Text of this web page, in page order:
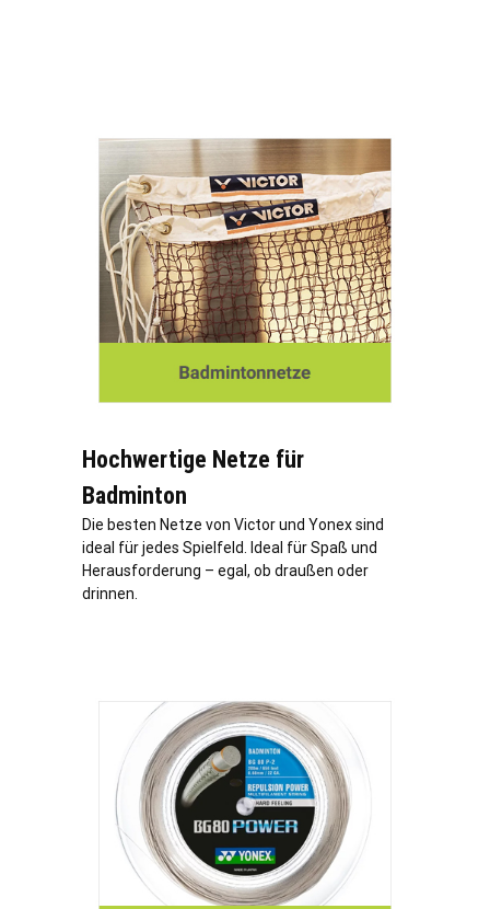
Hochwertige Netze für
Badminton
Die besten Netze von Victor und Yonex sind
ideal für jedes Spielfeld. Ideal für Spaß und
Herausforderung – egal, ob draußen oder
drinnen.